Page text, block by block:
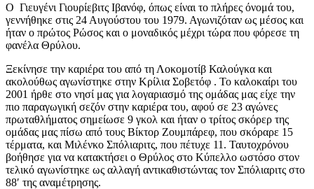
Ο Γιευγένι Γιουρίεβιτς Ιβανόφ, όπως είναι το πλήρες όνομά του,
γεννήθηκε στις 24 Αυγούστου του 1979. Αγωνιζόταν ως μέσος και
ήταν ο πρώτος Ρώσος και ο μοναδικός μέχρι τώρα που φόρεσε τη
φανέλα Θρύλου.
Ξεκίνησε την καριέρα του από τη Λοκομοτίβ Καλούγκα και
ακολούθως αγωνίστηκε στην Κρίλια Σοβετόφ . Το καλοκαίρι του
2001 ήρθε στο νησί μας για λογαριασμό της ομάδας μας είχε την
πιο παραγωγική σεζόν στην καριέρα του, αφού σε 23 αγώνες
πρωταθλήματος σημείωσε 9 γκολ και ήταν ο τρίτος σκόρερ της
ομάδας μας πίσω από τους Βίκτορ Ζουμπάρεφ, που σκόραρε 15
τέρματα, και Μιλένκο Σπόλιαριτς, που πέτυχε 11. Ταυτοχρόνου
βοήθησε για να κατακτήσει ο Θρύλος στο Κύπελλο ωστόσο στον
τελικό αγωνίστηκε ως αλλαγή αντικαθιστώντας τον Σπόλιαριτς στο
88′ της αναμέτρησης.